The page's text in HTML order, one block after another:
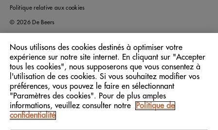
Politique relative aux cookies
© 2026 De Beers
Langue: Français
Nous utilisons des cookies destinés à optimiser votre
expérience sur notre site internet. En cliquant sur "Accepter
tous les cookies", nous supposerons que vous consentez à
l'utilisation de ces cookies. Si vous souhaitez modifier vos
préférences, vous pouvez le faire en sélectionnant
"Paramètres des cookies". Pour de plus amples
informations, veuillez consulter notre
Politique de
confidentialité